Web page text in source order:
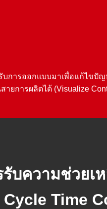
บการออกแบบมาเพื่อแก้ไขปั
ยการผลิตได้ (Visualize
บความช่วยเ
Time